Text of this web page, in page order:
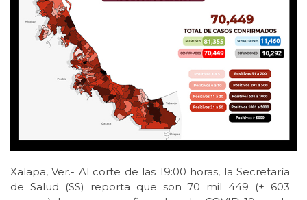
Xalapa, Ver.- Al corte de las 19:00 horas, la Secretaría
de Salud (SS) reporta que son 70 mil 449 (+ 603